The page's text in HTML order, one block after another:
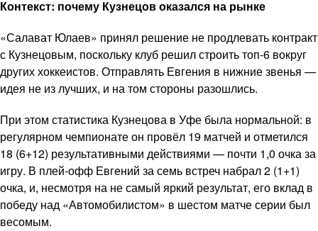
Контекст: почему Кузнецов оказался на рынке
«Салават Юлаев» принял решение не продлевать контракт
с Кузнецовым, поскольку клуб решил строить топ-6 вокруг
других хоккеистов. Отправлять Евгения в нижние звенья —
идея не из лучших, и на том стороны разошлись.
При этом статистика Кузнецова в Уфе была нормальной: в
регулярном чемпионате он провёл 19 матчей и отметился
18 (6+12) результативными действиями — почти 1,0 очка за
игру. В плей-офф Евгений за семь встреч набрал 2 (1+1)
очка, и, несмотря на не самый яркий результат, его вклад в
победу над «Автомобилистом» в шестом матче серии был
весомым.